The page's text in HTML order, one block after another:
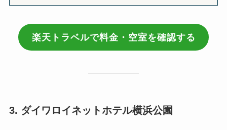
楽天トラベルで料金・空室を確認する
3. ダイワロイネットホテル横浜公園